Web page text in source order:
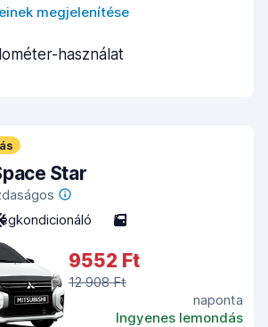
megjelenítése
használat
Star
5
9552 Ft
12 908 Ft
naponta
Ingyenes lemondás